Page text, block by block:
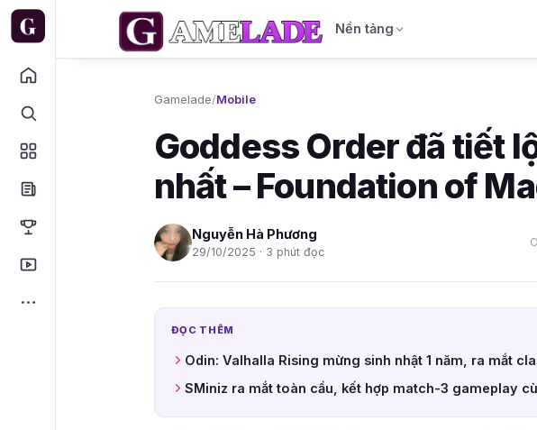
Nền tảng
Gamelade/Mobile
Goddess Order đã tiết
nhất – Foundation of
Nguyễn Hà Phương
29/10/2025 · 3 phút đọc
ĐỌC THÊM
Odin: Valhalla Rising mừng sinh nhật 1 năm, ra mắt
SMiniz ra mắt toàn cầu, kết hợp match-3 gameplay